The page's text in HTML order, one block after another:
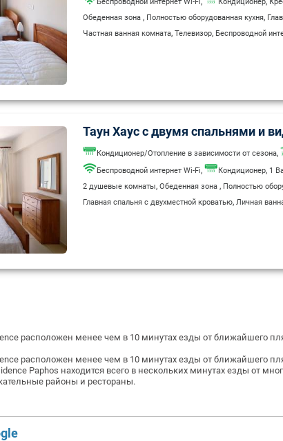
Обеденная зона , Полностью оборудованная кухня,
Частная ванная комната, Телевизор, Беспроводной
Таун Хаус с двумя спальнями и
Кондиционер/Отопление в зависимости от сезона,
Беспроводной интернет Wi-Fi, Кондиционер, 1
2 душевые комнаты, Обеденная зона , Полностью
Главная спальня с двухместной кроватью, Личная
расположен менее чем в 10 минутах езды от ближайшего
расположен менее чем в 10 минутах езды от ближайшего
Paphos находится всего в нескольких минутах езды от
районы и рестораны.